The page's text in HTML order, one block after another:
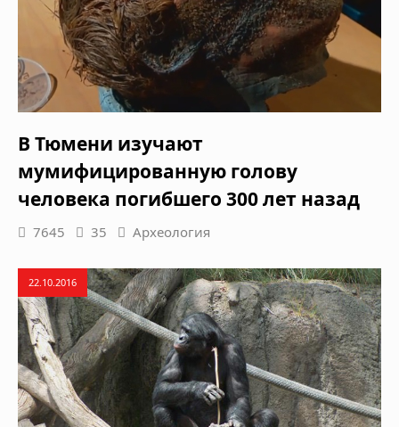
В Тюмени изучают
мумифицированную голову
человека погибшего 300 лет назад
7645 35 Археология
22.10.2016